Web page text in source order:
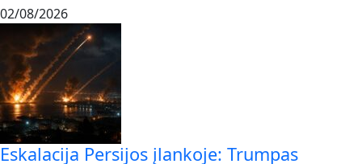
02/08/2026
Eskalacija Persijos įlankoje: Trumpas